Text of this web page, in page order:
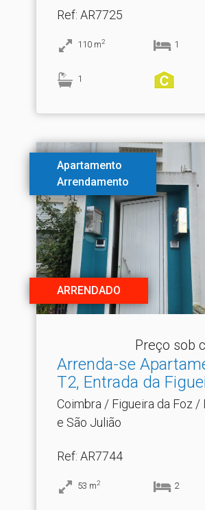
Ref: AR7725
110 m2 1
1
Apartamento
Arrendamento
ARRENDADO
Preço sob
Arrenda-se
T2, Entrada da
Coimbra / Figueira da Foz /
e São Julião
Ref: AR7744
53 m2 2